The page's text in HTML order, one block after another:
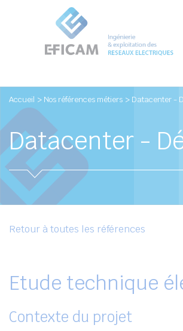
Accueil > Nos références métiers > Datacenter -
Datacenter -
Retour à toutes les références
Etude technique
Contexte du projet